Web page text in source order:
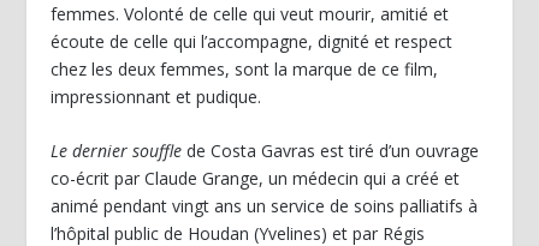
femmes. Volonté de celle qui veut mourir, amitié et
écoute de celle qui l’accompagne, dignité et respect
chez les deux femmes, sont la marque de ce film,
impressionnant et pudique.
Le dernier souffle de Costa Gavras est tiré d’un ouvrage
co-écrit par Claude Grange, un médecin qui a créé et
animé pendant vingt ans un service de soins palliatifs à
l’hôpital public de Houdan (Yvelines) et par Régis